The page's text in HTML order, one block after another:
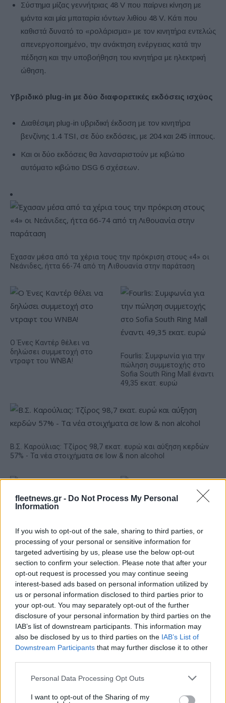
fleetnews.gr - Do Not Process My Personal
Information
If you wish to opt-out of the sale, sharing to third parties, or
processing of your personal or sensitive information for
targeted advertising by us, please use the below opt-out
section to confirm your selection. Please note that after your
opt-out request is processed you may continue seeing
interest-based ads based on personal information utilized by
us or personal information disclosed to third parties prior to
your opt-out. You may separately opt-out of the further
disclosure of your personal information by third parties on the
IAB’s list of downstream participants. This information may
also be disclosed by us to third parties on the IAB’s List of
Downstream Participants that may further disclose it to other
Please note that this website/app uses one or more Google
not limited to your visit or usage behaviour. You may click to
Personal Data Processing Opt Outs
I want to opt-out of the Sharing of my
Σύστημα μίζας γεννήτριας 48 V που παίρνει κίνηση με
ιμάντα και μία μπαταρία ιόντων λιθίου 48 V. Κάτι που
καθιστά δυνατό το «ρολάρισμα» με τον κινητήρα εντελώς
απενεργοποιημένο, την ανάκτηση ενέργειας κατά την
πέδηση και την υποβοήθηση του κινητήρα με ηλεκτρική
ώθηση.
Υβριδικό plug-in με δύο διαφορετικές εκδόσεις ισχύος
Διαθέσιμη plug-in υβριδική έκδοση με τον κινητήρα
βενζίνης 1.4 TSI, σε δύο εκδόσεις, με 204 και 245 ίππους.
Και οι δύο εκδόσεις θα λανσαριστούν με κιβώτιο
αυτόματο κιβώτιο DSG 6 σχέσεων.
Έχασαν μέσα από τα χέρια τους την πρόκριση στους «4» οι
Νεάνιδες, ήττα 66-74 από τη Λιθουανία στην παράταση
Ο Ένες Καντέρ θέλει να
δηλώσει συμμετοχή στο
ντραφτ του WNBA!
Fourlis: Συμφωνία για την
πώληση συμμετοχής στο
Sofia South Ring Mall έναντι
49,35 εκατ. ευρώ
Β.Σ. Καρούλιας: Τζίρος 98,7 εκατ. ευρώ και αύξηση κερδών
57% - Τα νέα στοιχήματα σε low & non alcohol
Deloitte Ελλάδος:
Χρηματοοικονομικός
σύμβουλος της ΔΕΗ για την
είσοδο στην πολωνική
αγορά ενέργειας
Media: Με ενίσχυση 8 εκατ.
ευρώ σε 451 επιχειρήσεις
ξεκίνησε το πρόγραμμα
στήριξης- Κάλυψη
εισφορών ΕΔΟΕΑΠ
Συμβούλιο - Πρόεδρος ο Γαληνός Γιαγλής